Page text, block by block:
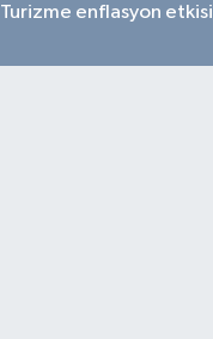
Turizme enflasyon etkisi